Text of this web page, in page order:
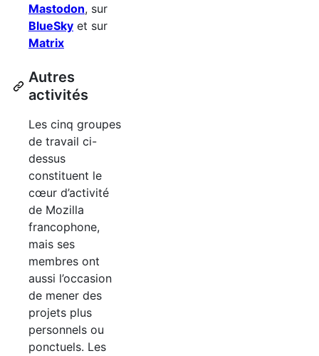
Mastodon, sur
BlueSky et sur
Matrix
Autres
activités
Les cinq groupes
de travail ci-
dessus
constituent le
cœur d’activité
de Mozilla
francophone,
mais ses
membres ont
aussi l’occasion
de mener des
projets plus
personnels ou
ponctuels. Les